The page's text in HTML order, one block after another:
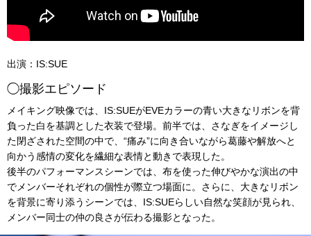
出演：IS:SUE
◯撮影エピソード
メイキング映像では、IS:SUEがEVEカラーの青い大きなリボンを背
負った白を基調とした衣装で登場。前半では、さなぎをイメージし
た閉ざされた空間の中で、“痛み”に向き合いながら葛藤や解放へと
向かう感情の変化を繊細な表情と動きで表現した。
後半のパフォーマンスシーンでは、布を使った伸びやかな演出の中
でメンバーそれぞれの個性が際立つ場面に。さらに、大きなリボン
を背景に寄り添うシーンでは、IS:SUEらしい自然な笑顔が見られ、
メンバー同士の仲の良さが伝わる撮影となった。